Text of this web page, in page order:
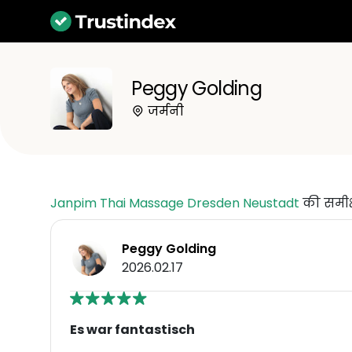
Peggy Golding
जर्मनी
Janpim Thai Massage Dresden Neustadt की
Peggy Golding
2026.02.17
Es war fantastisch